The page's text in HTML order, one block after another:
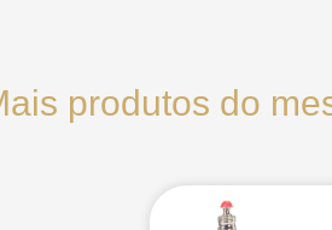
produtos do